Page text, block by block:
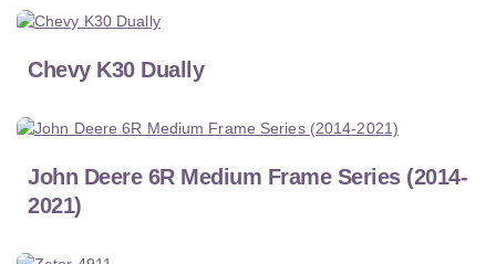
Chevy K30 Dually
John Deere 6R Medium Frame Series (2014-
2021)